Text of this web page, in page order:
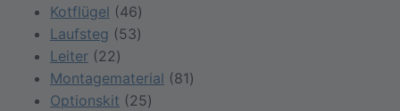
Kotflügel 4646
Produkte
Laufsteg 5353
Leiter 2222
Produkte
Montagematerial 8181
Optionskit 2525